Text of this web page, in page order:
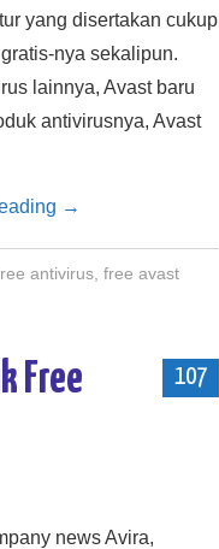
yang disertakan cukup
nya sekalipun.
lainnya, Avast baru
antivirusnya, Avast
→
antivirus, free avast
107
Free
news Avira,